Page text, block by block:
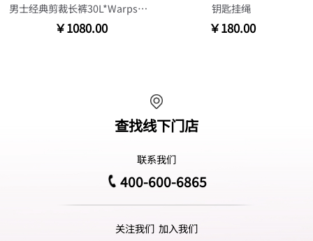
男士经典剪裁长裤30L*Warpstreme 速干
￥1080.00
钥匙挂绳
￥180.00
查找线下门店
联系我们
400-600-6865
关注我们 加入我们